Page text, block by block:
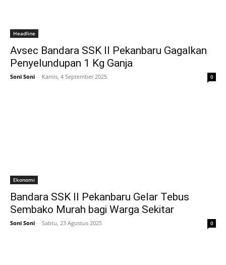
Headline
Avsec Bandara SSK II Pekanbaru Gagalkan
Penyelundupan 1 Kg Ganja
Soni Soni - Kamis, 4 September 2025 0
Ekonomi
Bandara SSK II Pekanbaru Gelar Tebus
Sembako Murah bagi Warga Sekitar
Soni Soni - Sabtu, 23 Agustus 2025 0